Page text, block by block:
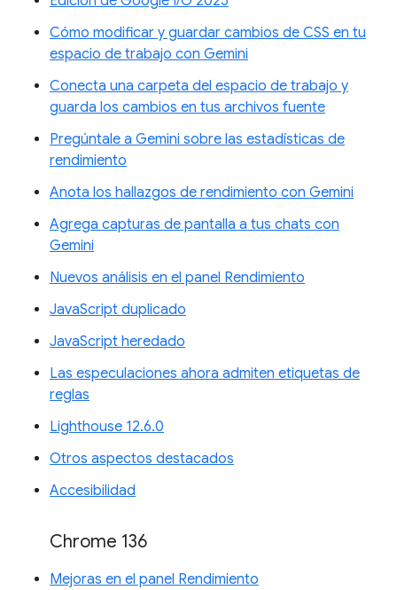
Cómo modificar y guardar cambios de CSS en tu
espacio de trabajo con Gemini
Conecta una carpeta del espacio de trabajo y
guarda los cambios en tus archivos fuente
Pregúntale a Gemini sobre las estadísticas de
rendimiento
Anota los hallazgos de rendimiento con Gemini
Agrega capturas de pantalla a tus chats con
Gemini
Nuevos análisis en el panel Rendimiento
JavaScript duplicado
JavaScript heredado
Las especulaciones ahora admiten etiquetas de
reglas
Lighthouse 12.6.0
Otros aspectos destacados
Accesibilidad
Chrome 136
Mejoras en el panel Rendimiento